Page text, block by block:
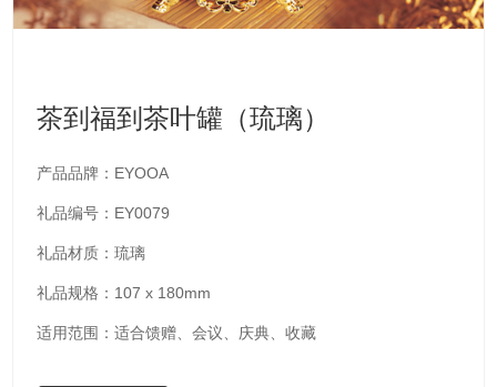
茶到福到茶叶罐（琉璃）
产品品牌：EYOOA
礼品编号：EY0079
礼品材质：琉璃
礼品规格：107 x 180mm
适用范围：适合馈赠、会议、庆典、收藏